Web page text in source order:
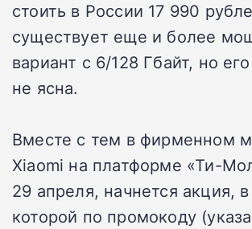
стоить в России 17 990
существует еще и более
вариант с 6/128 Гбайт, но
не ясна.
Вместе с тем в фирменном
Xiaomi на платформе «Ти-
29 апреля, начнется акция,
которой по промокоду